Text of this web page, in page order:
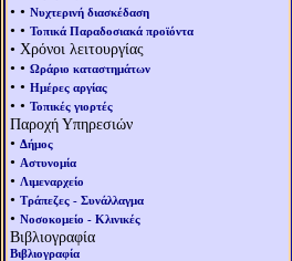
• • Νυχτερινή διασκέδαση
• • Τοπικά Παραδοσιακά προϊόντα
• Χρόνοι λειτουργίας
• • Ωράριο καταστημάτων
• • Ημέρες αργίας
• • Τοπικές γιορτές
Παροχή Υπηρεσιών
• Δήμος
• Αστυνομία
• Λιμεναρχείο
• Τράπεζες - Συνάλλαγμα
• Νοσοκομείο - Κλινικές
Βιβλιογραφία
Βιβλιογραφία